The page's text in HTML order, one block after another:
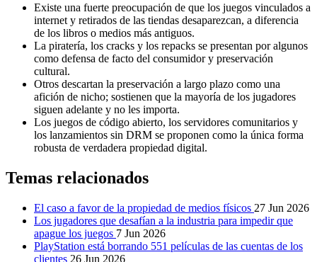
Existe una fuerte preocupación de que los juegos vinculados a
internet y retirados de las tiendas desaparezcan, a diferencia
de los libros o medios más antiguos.
La piratería, los cracks y los repacks se presentan por algunos
como defensa de facto del consumidor y preservación
cultural.
Otros descartan la preservación a largo plazo como una
afición de nicho; sostienen que la mayoría de los jugadores
siguen adelante y no les importa.
Los juegos de código abierto, los servidores comunitarios y
los lanzamientos sin DRM se proponen como la única forma
robusta de verdadera propiedad digital.
Temas relacionados
El caso a favor de la propiedad de medios físicos 27 Jun 2026
Los jugadores que desafían a la industria para impedir que
apague los juegos 7 Jun 2026
PlayStation está borrando 551 películas de las cuentas de los
clientes 26 Jun 2026